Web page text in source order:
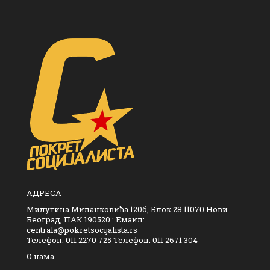
АДРЕСА
Милутина Миланковића 120б, Блок 28 11070 Нови
Београд, ПАК 190520 : Емаил:
centrala@pokretsocijalista.rs
Телефон: 011 2270 725 Телефон: 011 2671 304
О нама